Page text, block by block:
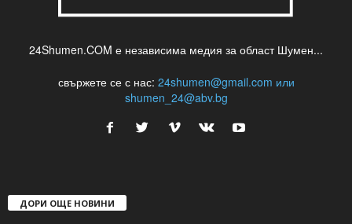
24Shumen.COM е независима медия за област Шумен...
свържете се с нас: 24shumen@gmail.com или
shumen_24@abv.bg
ДОРИ ОЩЕ НОВИНИ